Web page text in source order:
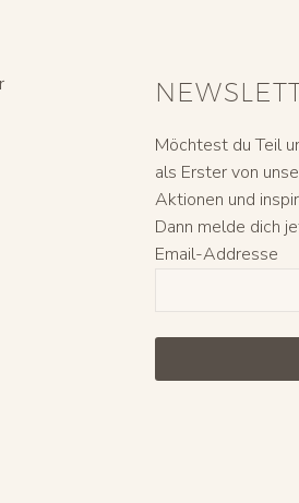
Möchtest du Teil
als Erster von
Aktionen und
Dann melde dich
Email-Addresse